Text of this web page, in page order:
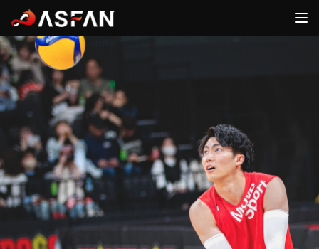
ファン
ログイン
FANS
ホーム
新規登録
ATHLETES
新規登録
ログイン
ASFAN
運営会社
お問合せ